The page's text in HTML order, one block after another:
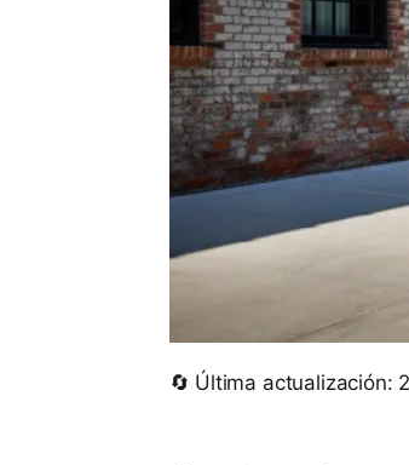
🔄 Última actualización: